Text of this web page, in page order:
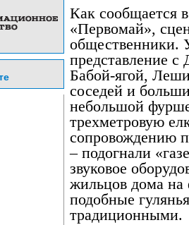
Как сообщается
«Первомай»,
общественники.
представление
Бабой-ягой,
соседей и
небольшой
трехметровую
сопровождению
– подогнали
звуковое
жильцов дома на
подобные
традиционными.